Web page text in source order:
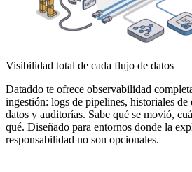
Visibilidad total de cada flujo de datos
Dataddo te ofrece observabilidad
ingestión: logs de pipelines, historiales de
datos y auditorías. Sabe qué se movió,
qué. Diseñado para entornos donde la
responsabilidad no son opcionales.